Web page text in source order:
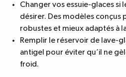
Changer vos essuie-glaces si
désirer. Des modèles conçus
robustes et mieux adaptés à
Remplir le réservoir de lave-
antigel pour éviter qu’il ne
froid.